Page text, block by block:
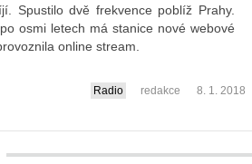
Spustilo dvě frekvence poblíž Prahy.
osmi letech má stanice nové webové
online stream.
Radio redakce 8. 1. 2018